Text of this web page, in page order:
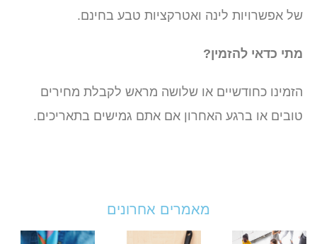
של אפשרויות לינה ואטרקציות טבע בחינם.
מתי כדאי להזמין?
הזמינו כחודשיים או שלושה מראש לקבלת מחירים
טובים או ברגע האחרון אם אתם גמישים בתאריכים.
מאמרים אחרונים